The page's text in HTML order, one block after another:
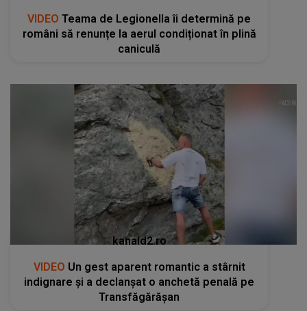
VIDEO Teama de Legionella îi determină pe
români să renunțe la aerul condiționat în plină
caniculă
kanald2.ro
VIDEO Un gest aparent romantic a stârnit
indignare și a declanșat o anchetă penală pe
Transfăgărășan